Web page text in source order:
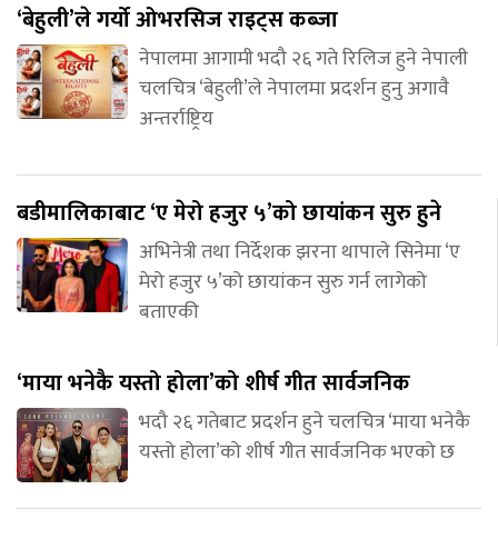
‘बेहुली’ले गर्यो ओभरसिज राइट्स कब्जा
नेपालमा आगामी भदौ २६ गते रिलिज हुने नेपाली
चलचित्र ‘बेहुली’ले नेपालमा प्रदर्शन हुनु अगावै
अन्तर्राष्ट्रिय
बडीमालिकाबाट ‘ए मेरो हजुर ५’को छायांकन सुरु हुने
अभिनेत्री तथा निर्देशक झरना थापाले सिनेमा ‘ए
मेरो हजुर ५’को छायांकन सुरु गर्न लागेको
बताएकी
‘माया भनेकै यस्तो होला’को शीर्ष गीत सार्वजनिक
भदौ २६ गतेबाट प्रदर्शन हुने चलचित्र ‘माया भनेकै
यस्तो होला’को शीर्ष गीत सार्वजनिक भएको छ